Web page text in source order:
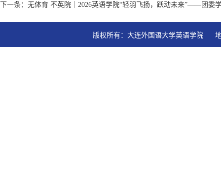
下一条：无体育 不英院｜2026英语学院“轻羽飞扬，跃动未来”——团委
版权所有：大连外国语大学英语学院